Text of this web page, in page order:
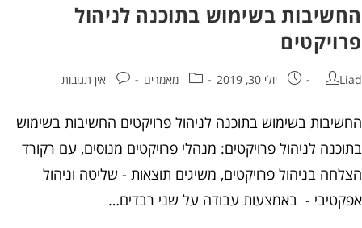
בשימוש בתוכנה לניהול
יולי 30, 2019 מאמרים אין תגובות
בשימוש בתוכנה לניהול פרויקטים החשיבות בשימוש
לניהול פרויקטים: מנהלי פרויקטים מנוסים, עם רקורד
בניהול פרויקטים, משיגים תוצאות - שליטה וניהול
- באמצעות עבודה על שני רבדים…